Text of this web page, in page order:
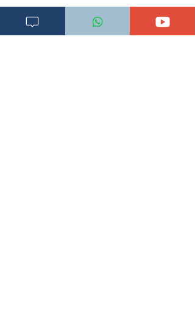
Kuhusu ULY CLINIC
Kamusi ya ULY CLINIC